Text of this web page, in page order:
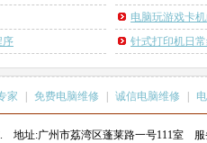
电脑玩游戏卡
序
针式打印机日
家 免费电脑维修 诚信电脑维修
地址:广州市荔湾区蓬莱路一号111室 服